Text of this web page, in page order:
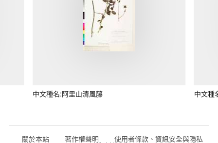
中文種名:阿里山清風藤 中文種
關於本站 著作權聲明 使用者條款、資訊安全與隱私